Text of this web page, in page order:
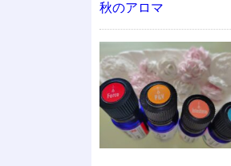
秋のアロマ